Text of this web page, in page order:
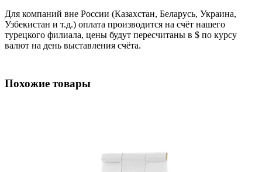
Для компаний вне России (Казахстан, Беларусь, Украина,
Узбекистан и т.д.) оплата производится на счёт нашего
турецкого филиала, цены будут пересчитаны в $ по курсу
валют на день выставления счёта.
Похожие товары